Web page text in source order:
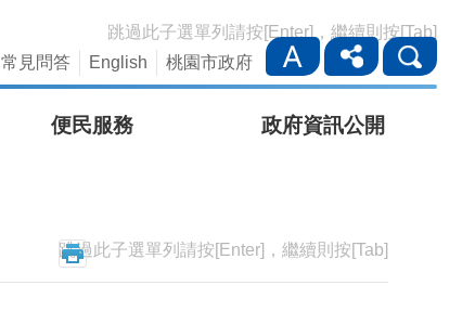
跳過此子選單列請按[Enter]，繼續則按[Tab]
常見問答 English 桃園市政府
便民服務 政府資訊公開
跳過此子選單列請按[Enter]，繼續則按[Tab]